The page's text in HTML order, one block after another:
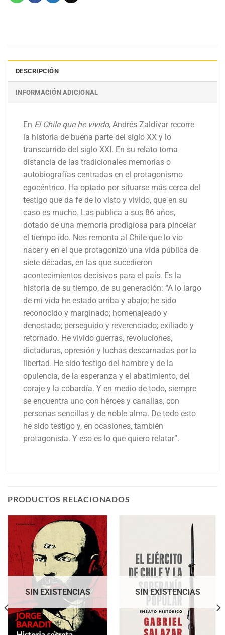
DESCRIPCIÓN
INFORMACIÓN ADICIONAL
En El Chile que he vivido, Andrés Zaldívar recorre
la historia de buena parte del siglo XX y lo
transcurrido del siglo XXI. En su relato toma
distancia de las tradicionales memorias o
autobiografías centradas en el protagonismo
egocéntrico. Ha optado por situarse más cerca del
testigo que da fe de lo visto y vivido, que en su
caso es mucho. Las publica a sus 86 años,
dotado de una memoria prodigiosa para pincelar
el tiempo ido. Nos remonta al Chile que lo vio
nacer y en el que protagonizó una vida pública de
siete décadas, en las que sucedieron
acontecimientos decisivos para el país. Es la
historia de su tiempo, de su generación: “A lo largo
de mi vida he estado arriba y abajo; he sido
reconocido y marginado; homenajeado y
denostado; perseguido y reverenciado; exiliado y
retornado. He vivido guerras, revoluciones,
dictaduras, opresión y luchas descarnadas por la
libertad. He sido testigo del hambre y de la
opulencia, de la esperanza y el abatimiento, del
coraje y la cobardía. Y en medio de todo, siempre
se encuentra uno con héroes y canallas, con
personas sencillas y de noble alma. De todo esto
he sido testigo y, en ocasiones, también
protagonista. Y eso es lo que quiero relatar”.
PRODUCTOS RELACIONADOS
SIN EXISTENCIAS SIN EXISTENCIAS